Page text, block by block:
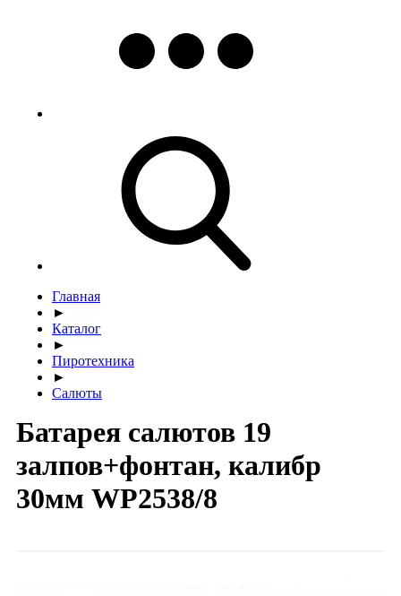
Главная
►
Каталог
►
Пиротехника
►
Салюты
Батарея салютов 19
залпов+фонтан, калибр
30мм WP2538/8